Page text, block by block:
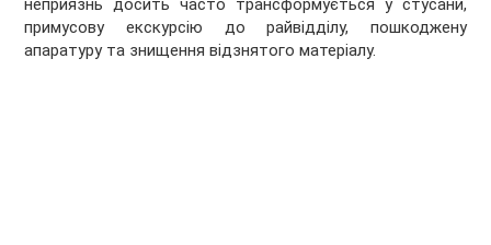
неприязнь досить часто трансформується у стусани,
примусову екскурсію до райвідділу, пошкоджену
апаратуру та знищення відзнятого матеріалу.